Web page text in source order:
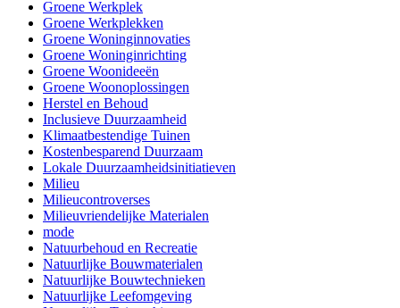
Groene Werkplek
Groene Werkplekken
Groene Woninginnovaties
Groene Woninginrichting
Groene Woonideeën
Groene Woonoplossingen
Herstel en Behoud
Inclusieve Duurzaamheid
Klimaatbestendige Tuinen
Kostenbesparend Duurzaam
Lokale Duurzaamheidsinitiatieven
Milieu
Milieucontroverses
Milieuvriendelijke Materialen
mode
Natuurbehoud en Recreatie
Natuurlijke Bouwmaterialen
Natuurlijke Bouwtechnieken
Natuurlijke Leefomgeving